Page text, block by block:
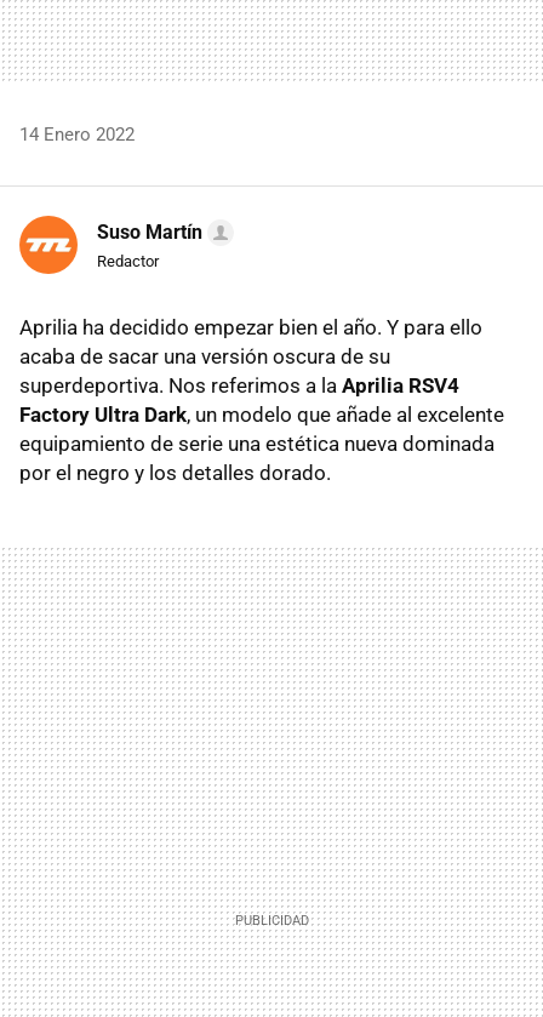
14 Enero 2022
Suso Martín
Redactor
Aprilia ha decidido empezar bien el año. Y para ello
acaba de sacar una versión oscura de su
superdeportiva. Nos referimos a la Aprilia RSV4
Factory Ultra Dark, un modelo que añade al excelente
equipamiento de serie una estética nueva dominada
por el negro y los detalles dorado.